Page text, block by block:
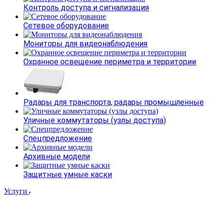
Контроль доступа и сигнализация
Сетевое оборудование
Мониторы для видеонаблюдения
Охранное освещение периметра и территории
Радары для транспорта, радары промышленные
Уличные коммутаторы (узлы доступа)
Спецпредложение
Архивные модели
Защитные умные каски
Услуги